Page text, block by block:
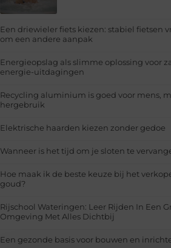
Een driewieler fiets kiezen: stabiel fietsen
om een andere aanpak
Energieopslag als slimme oplossing voor
energie-uitdagingen
Recycling aluminium is goed voor mens,
hergebruik
Elektrische haarden kiezen zonder gedoe
Wanneer is het tijd om je sloten te
Hoe maak ik de beste keuze bij het
goud?
Rijschool Wateringen: Leer Rijden In Een
Omgeving Met Alles Dichtbij
Een gezonde basis voor bouwen en